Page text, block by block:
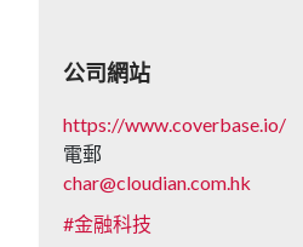
公司網站
https://www.coverbase.io/
電郵
char@cloudian.com.hk
金融科技